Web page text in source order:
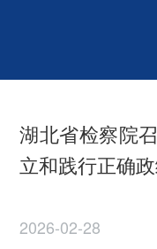
湖北省检察院
立和践行正确
2026-02-28